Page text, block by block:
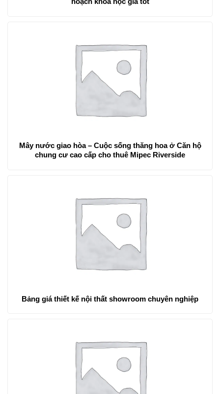
Mây nước giao hòa – Cuộc sống thăng hoa ở Căn hộ
chung cư cao cấp cho thuê Mipec Riverside
Bảng giá thiết kế nội thất showroom chuyên nghiệp